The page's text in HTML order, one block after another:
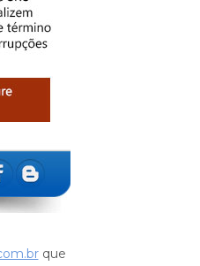
que